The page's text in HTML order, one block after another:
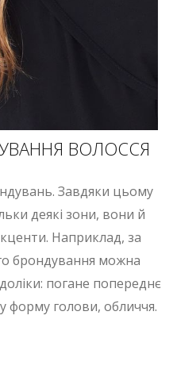
ВОЛОССЯ
Завдяки цьому
деякі зони, вони й
Наприклад, за
брондування можна
погане попереднє
форму голови, обличчя.